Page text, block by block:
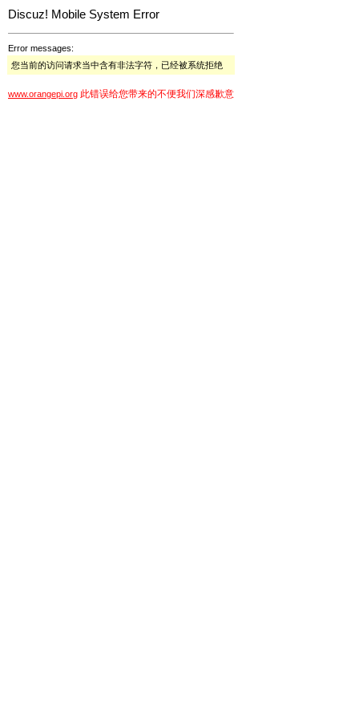
Discuz! Mobile System Error
Error messages:
您当前的访问请求当中含有非法字符，已经被系统拒绝
www.orangepi.org 此错误给您带来的不便我们深感歉意